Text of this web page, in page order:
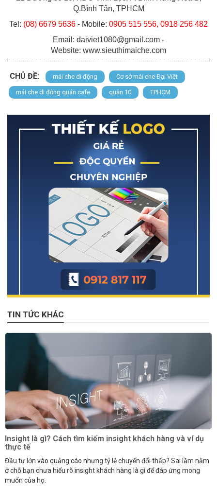
Q.Bình Tân, TPHCM
Tel: (08) 6679 5636 - Mobile: 0905 515 556, 0918 256 482
Email: daiviet1080@gmail.com -
Website: www.sieuthimaiche.com
CHỦ ĐỀ: mái che di động Cơ sở mái che Đại Việt
mái che di động quán cafe quận 10 TPHCM
TIN TỨC KHÁC
Insight là gì? Cách tìm kiếm insight khách hàng và ví dụ
thực tế
Đầu tư lớn vào quảng cáo nhưng tỷ lệ chuyển đổi thấp? Sai lầm nằm
ở chỗ bạn chưa hiểu rõ insight khách hàng là gì để đáp ứng mong
muốn của họ.